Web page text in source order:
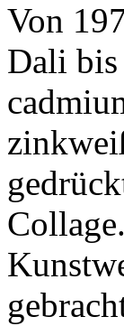
Von
Dali bis